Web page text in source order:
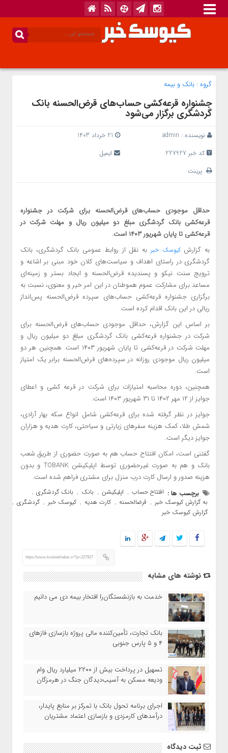
گروه : بانک‌ و بیمه
جشنواره قرعه‌کشی حساب‌های قر‌ض‌الحسنه بانک
گردشگری برگزار می‌شود
نویسنده : admin
کد خبر 227927
ایمیل
پرینت
حداقل موجودی حساب‌های قرض‌الحسنه برای شرکت در جشنواره
قرعه‌کشی بانک گردشگری مبلغ دو میلیون ریال و مهلت شرکت در
قرعه‌کشی تا پایان شهریور ۱۴۰۳ است.
به گزارشکیوسک خبر به نقل از روابط عمومی بانک گردشگری، بانک
گردشگری در راستای اهداف و سیاست‌های کلان خود مبنی بر اشاعه و
ترویج سنت نیکو و پسندیده قرض‌الحسنه و ایجاد بستر و زمینه‌ای
مساعد برای مشارکت عموم هموطنان در این امر خیر و معنوی، نسبت به
برگزاری جشنواره قرعه‌کشی حساب‌های سپرده قرض‌الحسنه پس‌انداز
ریالی در این بانک اقدام کرده است.
بر اساس این گزارش، حداقل موجودی حساب‌های قرض‌الحسنه برای
شرکت در جشنواره قرعه‌کشی بانک گردشگری مبلغ دو میلیون ریال و
مهلت شرکت در قرعه‌کشی تا پایان شهریور ۱۴۰۳ است. همچنین هر دو
میلیون ریال موجودی روزانه در سپرده‌های قرض‌الحسنه برابر یک امتیاز
است.
همچنین، دوره محاسبه امتیازات برای شرکت در قرعه کشی و اعطای
جوایز از ۱۲ مهر ۱۴۰۲ تا ۳۱ شهریور ۱۴۰۳ است.
جوایز در نظر گرفته شده برای قرعه‌کشی شامل انواع سکه بهار آزادی،
شمش طلا، کمک هزینه سفرهای زیارتی و سیاحتی، کارت هدیه و هزاران
جوایز دیگر است.
گفتنی است، امکان افتتاح حساب هم به صورت حضوری از طریق شعب
بانک و هم به صورت غیرحضوری توسط اپلیکیشن TOBANK و بدون
هزینه صدور و ارسال کارت درب منزل برای مشتری فراهم شده است.
برچسب ها : افتتاح حساب , اپلیکیشن , بانک , بانک گردشگری ,
به گزارش کیوسک خبر , قرضالحسنه , کارت هدیه , کیوسک خبر , گردشگری ,
گزارش کیوسک خبر
https://www.kioskekhabar.ir/?p=227927
نوشته های مشابه
خدمت به بازنشستگان‌را افتخار بیمه دی می دانیم
بانک تجارت، تأمین‌کننده مالی پروژه بازسازی فازهای
۴ و ۵ پارس جنوبی
تسهیل در پرداخت بیش از ۲۲۰۰ میلیارد ریال وام
ودیعه مسکن به آسیب‌دیدگان جنگ در هرمزگان
اجرای برنامه تحول بانک با تمرکز بر منابع پایدار،
درآمدهای کارمزدی و بازسازی اعتماد مشتریان
ثبت دیدگاه